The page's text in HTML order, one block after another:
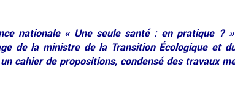
nationale « Une seule santé : en pratique
de la ministre de la Transition Écologique et
cahier de propositions, condensé des travaux